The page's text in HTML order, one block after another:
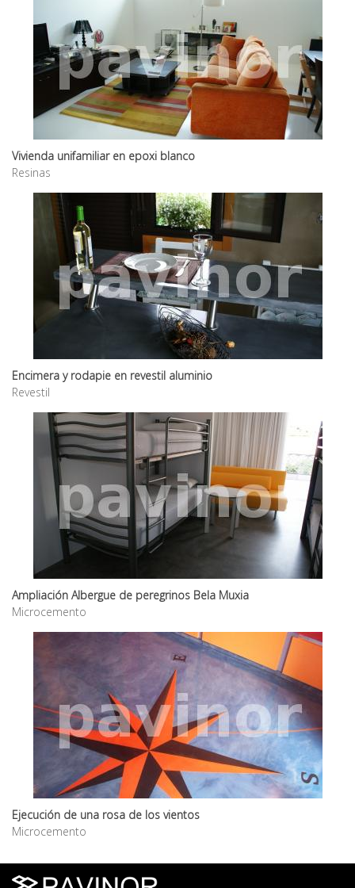
Vivienda unifamiliar en epoxi blanco
Resinas
Encimera y rodapie en revestil aluminio
Revestil
Ampliación Albergue de peregrinos Bela Muxia
Microcemento
Ejecución de una rosa de los vientos
Microcemento